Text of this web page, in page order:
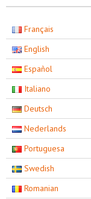
Français
English
Español
Italiano
Deutsch
Nederlands
Portuguesa
Swedish
Romanian